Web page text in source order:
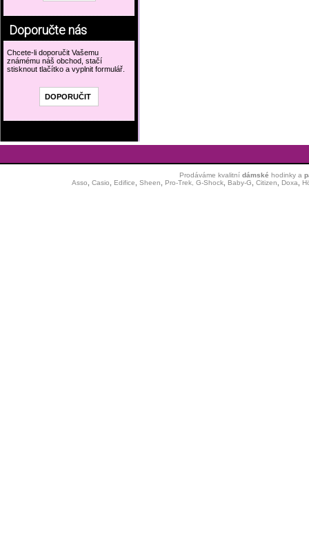
Doporučte nás
Chcete-li doporučit Vašemu
známému náš obchod, stačí
stisknout tlačítko a vyplnit formulář.
Prodáváme kvalitní dámské hodinkya
Asso
Casio Edifice Sheen Pro-Trek, G-Shock, Baby-G Citizen Doxa